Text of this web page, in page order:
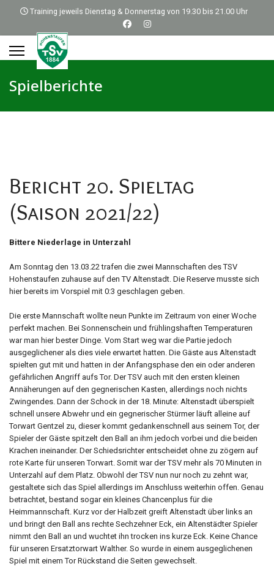
Training jeweils Dienstag & Donnerstag von 19.30 bis 21.00 Uhr
Spielberichte
Bericht 20. Spieltag
(Saison 2021/22)
Bittere Niederlage in Unterzahl
Am Sonntag den 13.03.22 trafen die zwei Mannschaften des TSV
Hohenstaufen zuhause auf den TV Altenstadt. Die Reserve musste sich
hier bereits im Vorspiel mit 0:3 geschlagen geben.
Die erste Mannschaft wollte neun Punkte im Zeitraum von einer Woche
perfekt machen. Bei Sonnenschein und frühlingshaften Temperaturen
war man hier bester Dinge. Vom Start weg war die Partie jedoch
ausgeglichener als dies viele erwartet hatten. Die Gäste aus Altenstadt
spielten gut mit und hatten in der Anfangsphase den ein oder anderen
gefährlichen Angriff aufs Tor. Der TSV auch mit den ersten kleinen
Annäherungen auf den gegnerischen Kasten, allerdings noch nichts
Zwingendes. Dann der Schock in der 18. Minute: Altenstadt überspielt
schnell unsere Abwehr und ein gegnerischer Stürmer läuft alleine auf
Torwart Gentzel zu, dieser kommt gedankenschnell aus seinem Tor, der
Spieler der Gäste spitzelt den Ball an ihm jedoch vorbei und die beiden
Krachen ineinander. Der Schiedsrichter entscheidet ohne zu zögern auf
rote Karte für unseren Torwart. Somit war der TSV mehr als 70 Minuten in
Unterzahl auf dem Platz. Obwohl der TSV nun nur noch zu zehnt war,
gestaltete sich das Spiel allerdings im Anschluss weiterhin offen. Genau
betrachtet, bestand sogar ein kleines Chancenplus für die
Heimmannschaft. Kurz vor der Halbzeit greift Altenstadt über links an
und bringt den Ball ans rechte Sechzehner Eck, ein Altenstädter Spieler
nimmt den Ball an und wuchtet ihn trocken ins kurze Eck. Keine Chance
für unseren Ersatztorwart Walther. So wurde in einem ausgeglichenen
Spiel mit einem Tor Rückstand die Seiten gewechselt.